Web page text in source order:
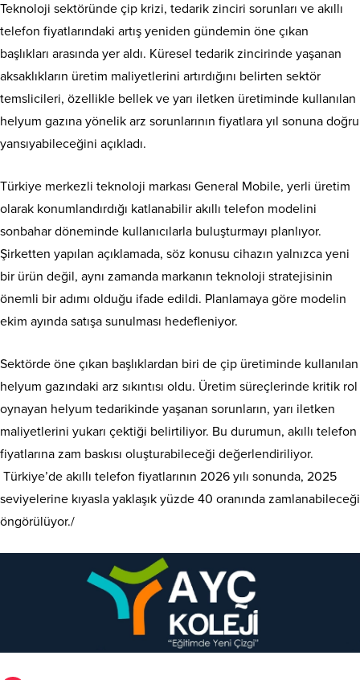
Teknoloji sektöründe çip krizi, tedarik zinciri sorunları ve akıllı
telefon fiyatlarındaki artış yeniden gündemin öne çıkan
başlıkları arasında yer aldı. Küresel tedarik zincirinde yaşanan
aksaklıkların üretim maliyetlerini artırdığını belirten sektör
temslicileri, özellikle bellek ve yarı iletken üretiminde kullanılan
helyum gazına yönelik arz sorunlarının fiyatlara yıl sonuna doğru
yansıyabileceğini açıkladı.
Türkiye merkezli teknoloji markası General Mobile, yerli üretim
olarak konumlandırdığı katlanabilir akıllı telefon modelini
sonbahar döneminde kullanıcılarla buluşturmayı planlıyor.
Şirketten yapılan açıklamada, söz konusu cihazın yalnızca yeni
bir ürün değil, aynı zamanda markanın teknoloji stratejisinin
önemli bir adımı olduğu ifade edildi. Planlamaya göre modelin
ekim ayında satışa sunulması hedefleniyor.
Sektörde öne çıkan başlıklardan biri de çip üretiminde kullanılan
helyum gazındaki arz sıkıntısı oldu. Üretim süreçlerinde kritik rol
oynayan helyum tedarikinde yaşanan sorunların, yarı iletken
maliyetlerini yukarı çektiği belirtiliyor. Bu durumun, akıllı telefon
fiyatlarına zam baskısı oluşturabileceği değerlendiriliyor.
Türkiye’de akıllı telefon fiyatlarının 2026 yılı sonunda, 2025
seviyelerine kıyasla yaklaşık yüzde 40 oranında zamlanabileceği
öngörülüyor./